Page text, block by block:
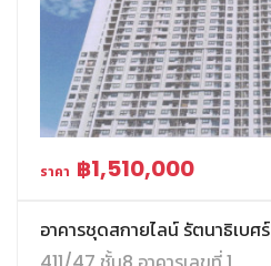
ราคา ฿1,510,000
อาคารชุดสกายไลน์ รัตนาธิเบศร์